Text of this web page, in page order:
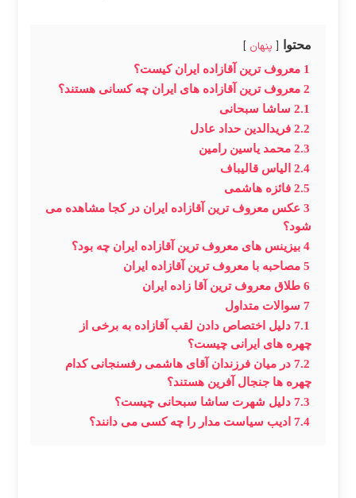
محتوا پنهان
1 معروف ترین آقازاده ایران کیست؟
2 معروف ترین آقازاده های ایران چه کسانی هستند؟
2.1 ساشا سبحانی
2.2 فریدالدین حداد عادل
2.3 محمد یاسین رامین
2.4 الیاس قالیباف
2.5 فائزه هاشمی
3 عکس معروف ترین آقازاده ایران در کجا مشاهده می
شود؟
4 بیزینس های معروف ترین آقازاده ایران چه بود؟
5 مصاحبه با معروف ترین آقازاده ایران
6 طلاق معروف ترین آقا زاده ایران
7 سوالات متداول
7.1 دلیل اختصاص دادن لقب آقازاده به برخی از
چهره های ایرانی چیست؟
7.2 در میان فرزندان آقای هاشمی رفسنجانی کدام
چهره ها جنجال آفرین هستند؟
7.3 دلیل شهرت ساشا سبحانی چیست؟
7.4 ادیب سیاست مدار را چه کسی می دانند؟